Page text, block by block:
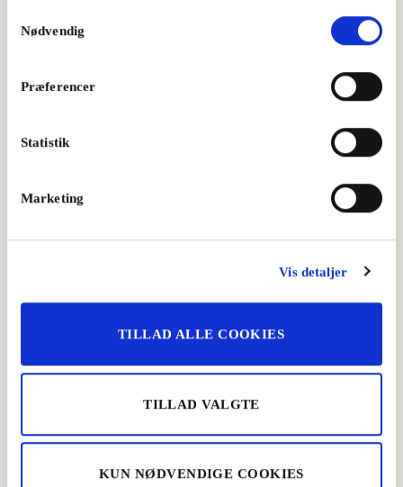
Nødvendig
Præferencer
Statistik
Marketing
Vis detaljer
TILLAD ALLE COOKIES
TILLAD VALGTE
KUN NØDVENDIGE COOKIES
Pasta med fennikelsalami og burrata